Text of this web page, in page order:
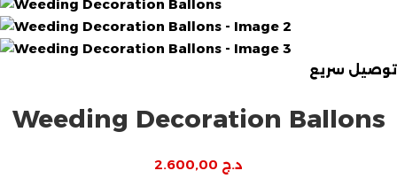
توصيل سريع
Weeding Decoration Ballons
د.ج